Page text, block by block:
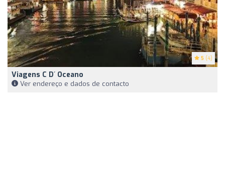
5 (4)
Viagens C D´ Oceano
Ver endereço e dados de contacto